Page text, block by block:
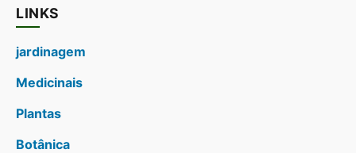
LINKS
jardinagem
Medicinais
Plantas
Botânica